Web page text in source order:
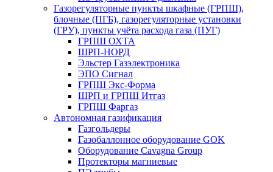
Газорегуляторные пункты шкафные (ГРПШ),
блочные (ПГБ), газорегуляторные установки
(ГРУ), пункты учёта расхода газа (ПУГ)
ГРПШ ОХТА
ШРП-НОРД
Эльстер Газэлектроника
ЭПО Сигнал
ГРПШ Экс-Форма
ШРП и ГРПШ Итгаз
ГРПШ Фаргаз
Автономная газификация
Газгольдеры
Газобаллонное оборудование GOK
Оборудование Cavagna Group
Протекторы магниевые